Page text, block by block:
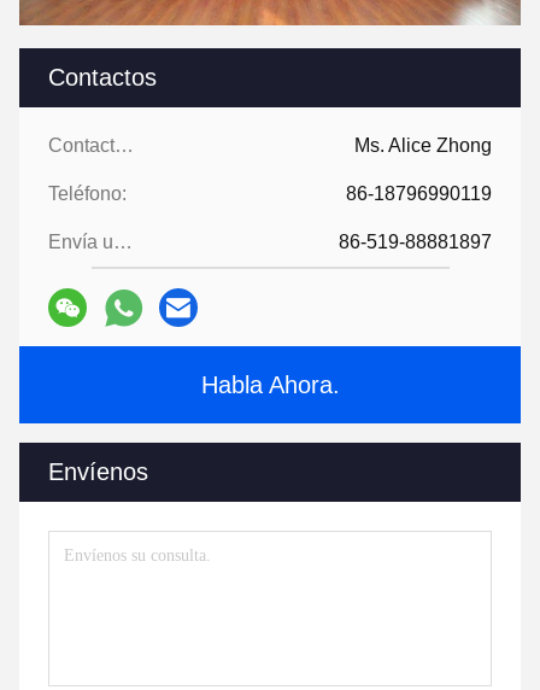
Contactos
Contactos: Ms. Alice Zhong
Teléfono: 86-18796990119
Envía un fax.: 86-519-88881897
Habla Ahora.
Envíenos